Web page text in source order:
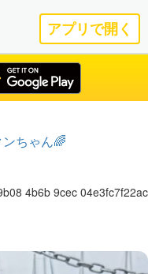
アプリで開く
ンちゃん🌈